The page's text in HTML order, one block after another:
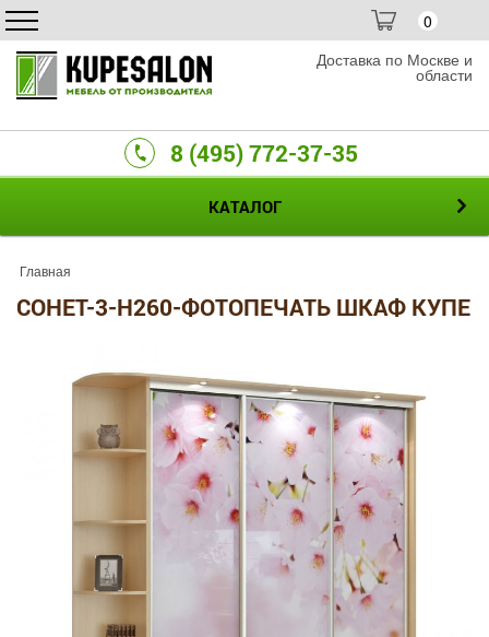
0
Доставка по Москве и
области
8 (495) 772-37-35
КАТАЛОГ
Главная
СОНЕТ-3-H260-ФОТОПЕЧАТЬ ШКАФ КУПЕ